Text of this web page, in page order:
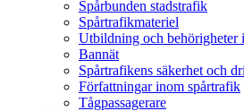
Spårbunden stadstrafik
Spårtrafikmateriel
Utbildning och behörigheter
Bannät
Spårtrafikens säkerhet och
Författningar inom spårtrafik
Tågpassagerare